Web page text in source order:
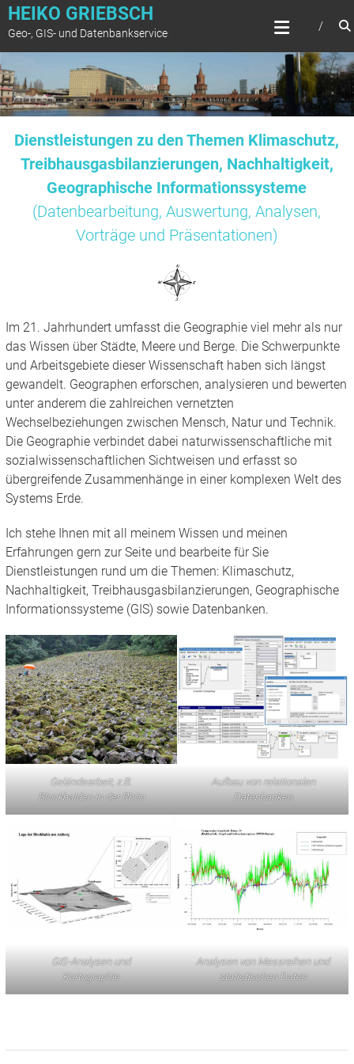
Zum
springen
HEIKO GRIEBSCH
Geo-, GIS- und Datenbankservice
Dienstleistungen zu den Themen Klimaschutz,
Treibhausgasbilanzierungen, Nachhaltigkeit,
Geographische Informationssysteme
(Datenbearbeitung, Auswertung, Analysen,
Vorträge und Präsentationen)
Im 21. Jahrhundert umfasst die Geographie viel mehr als nur
das Wissen über Städte, Meere und Berge. Die Schwerpunkte
und Arbeitsgebiete dieser Wissenschaft haben sich längst
gewandelt. Geographen erforschen, analysieren und bewerten
unter anderem die zahlreichen vernetzten
Wechselbeziehungen zwischen Mensch, Natur und Technik.
Die Geographie verbindet dabei naturwissenschaftliche mit
sozialwissenschaftlichen Sichtweisen und erfasst so
übergreifende Zusammenhänge in einer komplexen Welt des
Systems Erde.
Ich stehe Ihnen mit all meinem Wissen und meinen
Erfahrungen gern zur Seite und bearbeite für Sie
Dienstleistungen rund um die Themen: Klimaschutz,
Nachhaltigkeit, Treibhausgasbilanzierungen, Geographische
Informationssysteme (GIS) sowie Datenbanken.
Geländearbeit, z.B.
Blockhalden in der Rhön
Aufbau von relationalen
Datenbanken
GIS-Analysen und
Kartographie
Analysen von Messreihen und
statistischen Daten